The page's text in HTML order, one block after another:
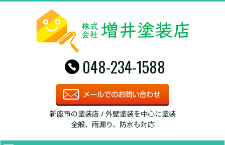
048-234-1588
新座市の塗装店 / 外壁塗装を中心に塗装
全般、雨漏り、防水も対応